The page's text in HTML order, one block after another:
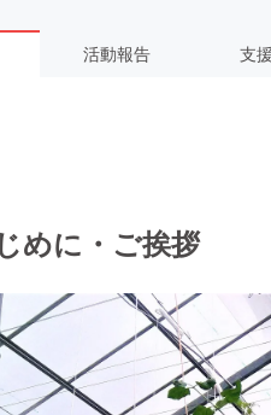
活動報告 支
めに・ご挨拶